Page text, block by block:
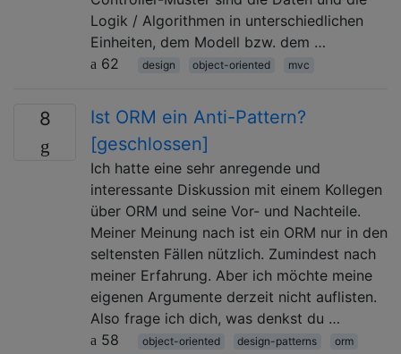
Logik / Algorithmen in unterschiedlichen
Einheiten, dem Modell bzw. dem …
62
design object-oriented mvc
8
Ist ORM ein Anti-Pattern?
[geschlossen]
Ich hatte eine sehr anregende und
interessante Diskussion mit einem Kollegen
über ORM und seine Vor- und Nachteile.
Meiner Meinung nach ist ein ORM nur in den
seltensten Fällen nützlich. Zumindest nach
meiner Erfahrung. Aber ich möchte meine
eigenen Argumente derzeit nicht auflisten.
Also frage ich dich, was denkst du …
58
object-oriented design-patterns
orm